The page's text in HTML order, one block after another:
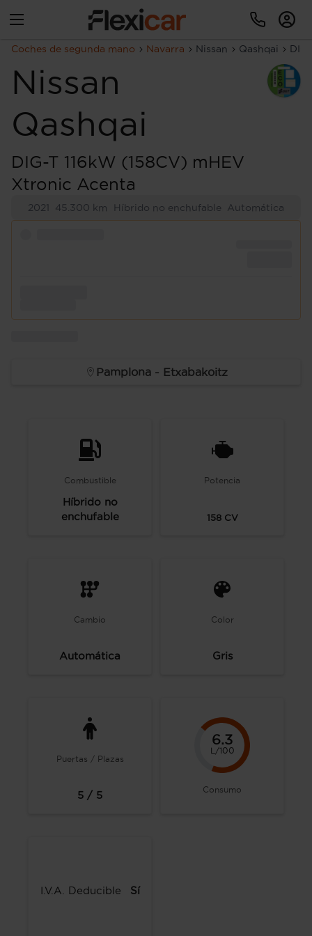
Coches de segunda mano Navarra Nissan Qashqai
Nissan
Qashqai
DIG-T 116kW (158CV) mHEV
Xtronic Acenta
2021 45.300 km Híbrido no enchufable Automática
Pamplona - Etxabakoitz
Combustible
Híbrido no
enchufable
Potencia
158CV
Cambio
Automática
Color
Gris
Puertas / Plazas
5 / 5
6.3
L/100
Consumo
I.V.A. Deducible Sí